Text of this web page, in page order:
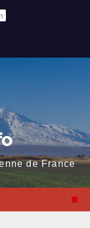
de France